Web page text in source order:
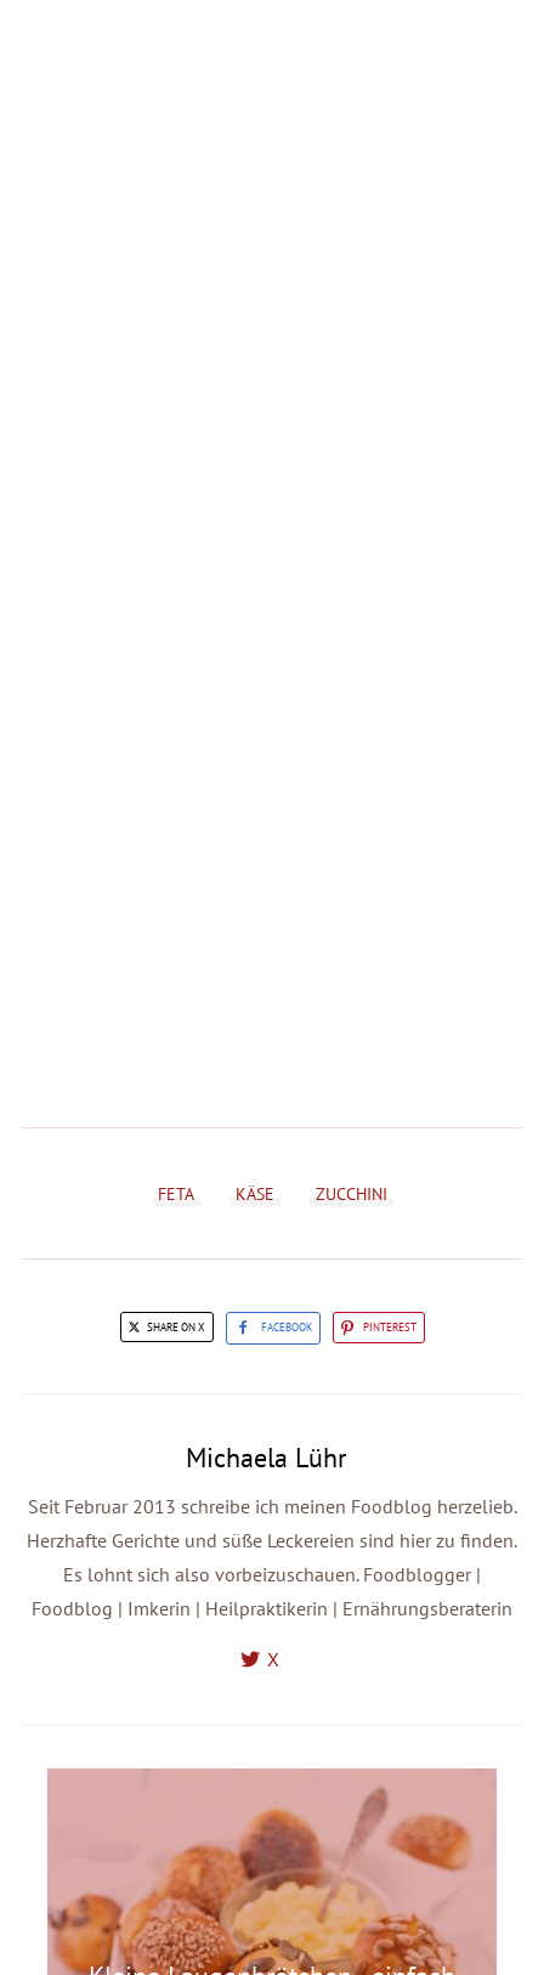
FETA KÄSE ZUCCHINI
SHARE ON X FACEBOOK PINTEREST
Michaela Lühr
Seit Februar 2013 schreibe ich meinen Foodblog herzelieb.
Herzhafte Gerichte und süße Leckereien sind hier zu finden.
Es lohnt sich also vorbeizuschauen. Foodblogger |
Foodblog | Imkerin | Heilpraktikerin | Ernährungsberaterin
X